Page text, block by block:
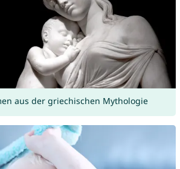
aus der griechischen Mythologie